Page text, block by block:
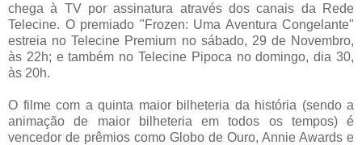
chega à TV por assinatura através dos canais da Rede
Telecine. O premiado "Frozen: Uma Aventura Congelante"
estreia no Telecine Premium no sábado, 29 de Novembro,
às 22h; e também no Telecine Pipoca no domingo, dia 30,
às 20h.
O filme com a quinta maior bilheteria da história (sendo a
animação de maior bilheteria em todos os tempos) é
vencedor de prêmios como Globo de Ouro, Annie Awards e